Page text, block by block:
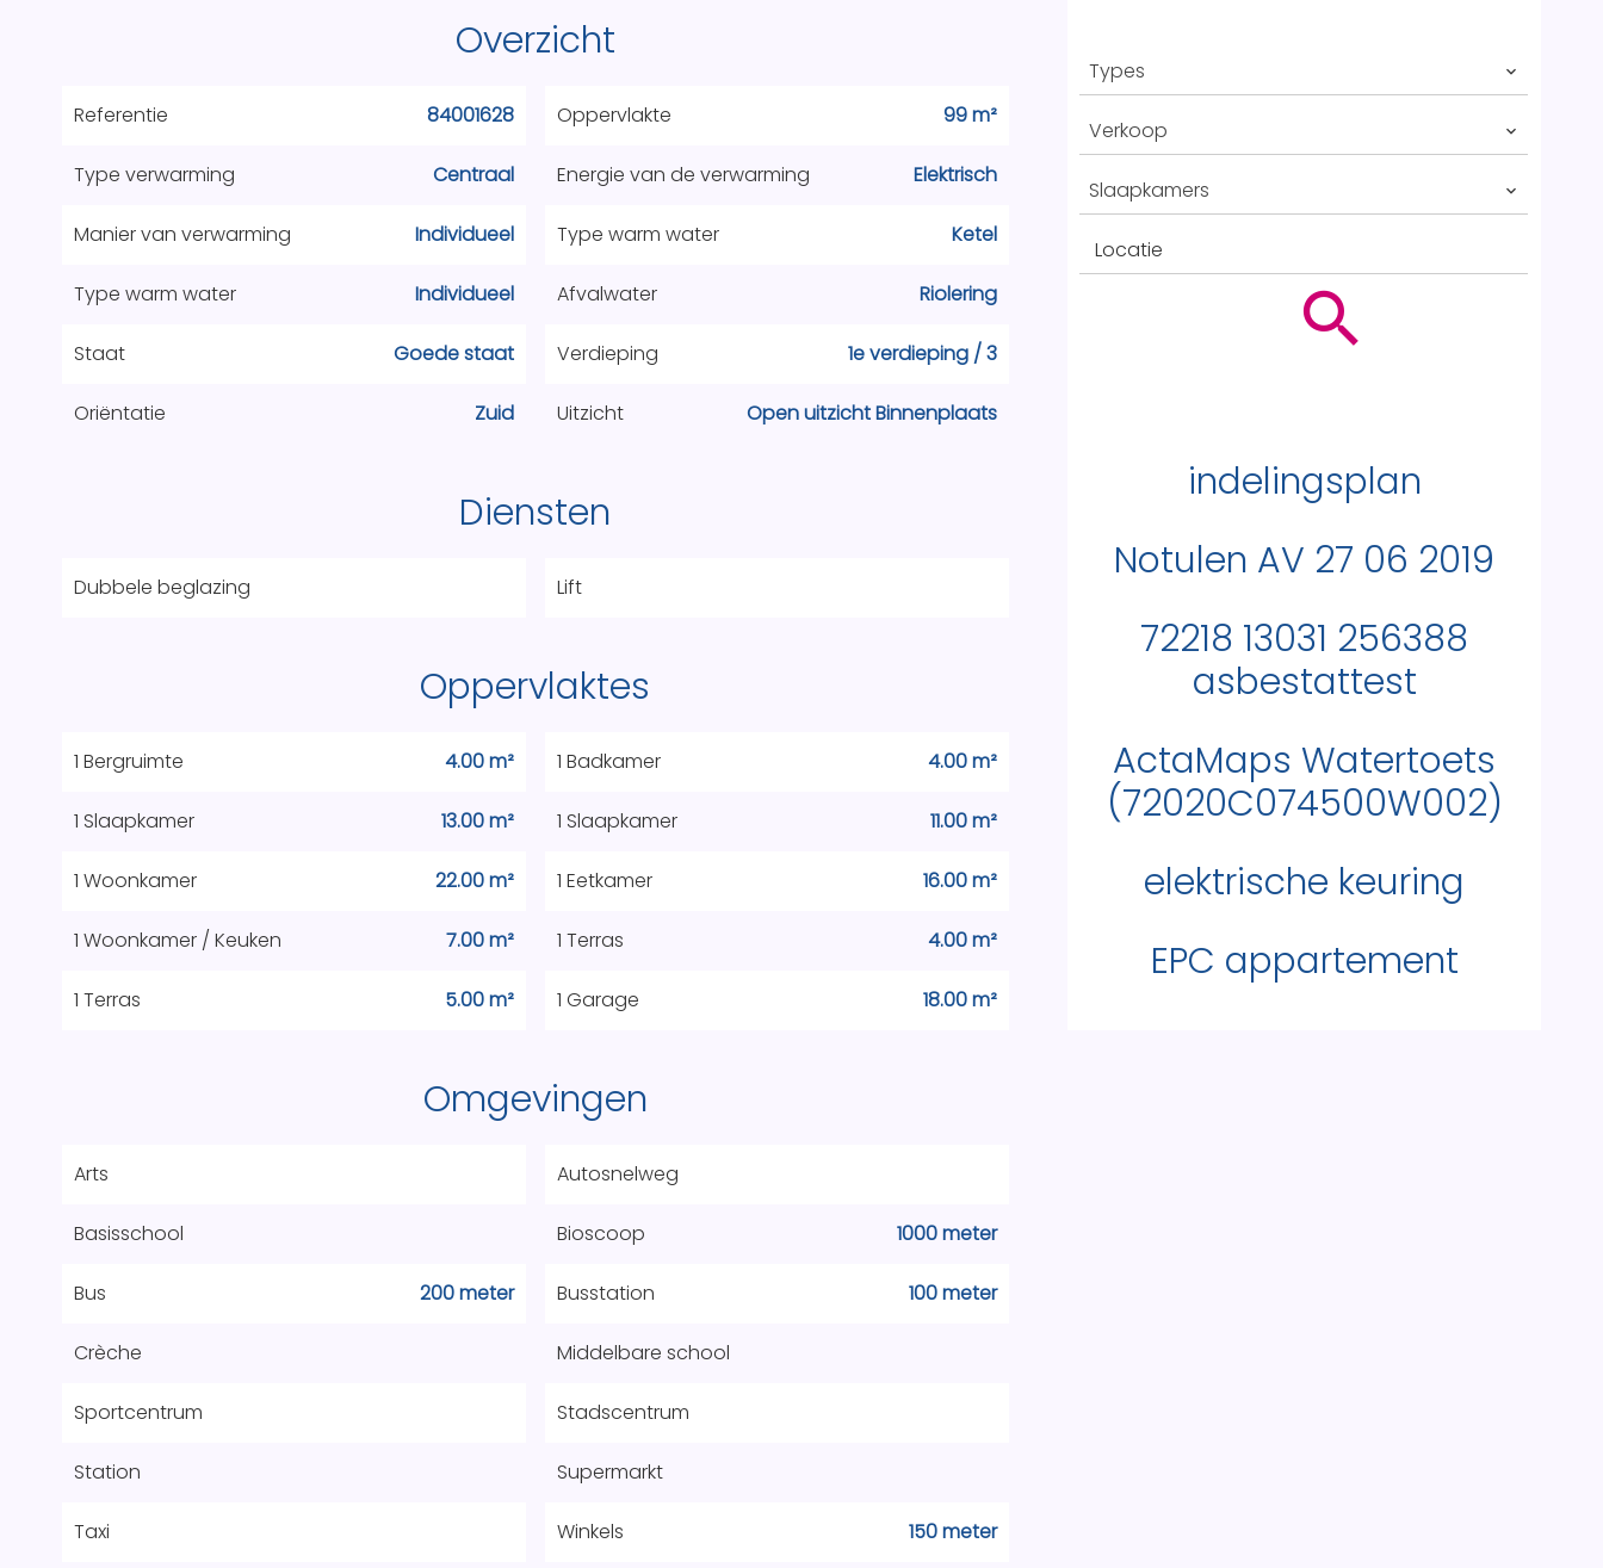
Overzicht
Referentie 84001628 Oppervlakte 99 m²
Type verwarming Centraal Energie van de verwarming Elektrisch
Manier van verwarming Individueel Type warm water Ketel
Type warm water Individueel Afvalwater Riolering
Staat Goede staat Verdieping 1e verdieping / 3
Oriëntatie Zuid Uitzicht Open uitzicht Binnenplaats
Diensten
Dubbele beglazing Lift
Oppervlaktes
1 Bergruimte 4.00 m² 1 Badkamer 4.00 m²
1 Slaapkamer 13.00 m² 1 Slaapkamer 11.00 m²
1 Woonkamer 22.00 m² 1 Eetkamer 16.00 m²
1 Woonkamer / Keuken 7.00 m² 1 Terras 4.00 m²
1 Terras 5.00 m² 1 Garage 18.00 m²
Omgevingen
Arts Autosnelweg
Basisschool Bioscoop 1000 meter
Bus 200 meter Busstation 100 meter
Crèche Middelbare school
Sportcentrum Stadscentrum
Station Supermarkt
Taxi Winkels 150 meter
Types
Verkoop
Slaapkamers
Locatie
indelingsplan
Notulen AV 27 06 2019
72218 13031 256388
asbestattest
ActaMaps Watertoets
(72020C074500W002)
elektrische keuring
EPC appartement